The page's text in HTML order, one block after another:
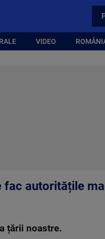
VIDEO
fac autoritățile
țării noastre.